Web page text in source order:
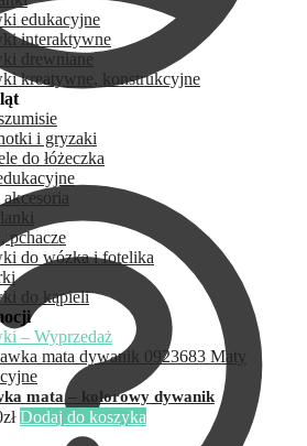
edukacyjne
interaktywne
drewniane
kreatywne, konstrukcyjne
i gryzaki
do łóżeczka
pchacze
do wózka i fotelika
do kąpieli
– Wyprzedaż
mata – kolorowy dywanik
zł Dodaj do koszyka